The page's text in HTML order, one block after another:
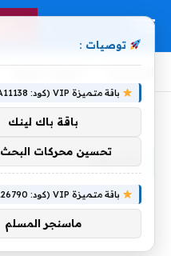
ومحيط
توصيات :
باقة متميزة VIP (كود: AA11138):
باقة باك لينك
تحسين محركات البحث SEO
باقة متميزة VIP (كود: AA26790):
ماسنجر المسلم